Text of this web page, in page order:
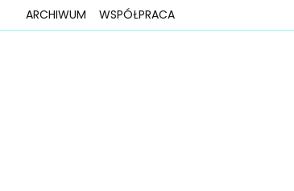
ARCHIWUM WSPÓŁPRACA